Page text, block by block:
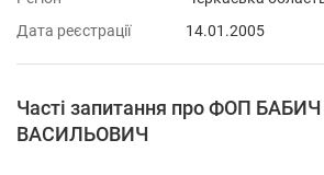
Дата реєстрації
14.01.2005
Часті запитання про ФОП
ВАСИЛЬОВИЧ